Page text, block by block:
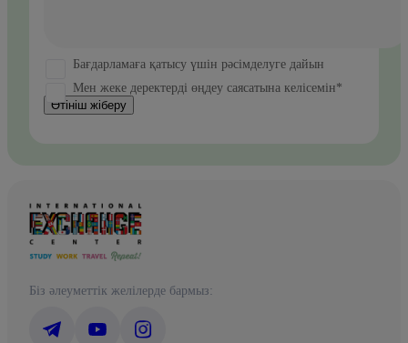
Бағдарламаға қатысу үшін рәсімделуге дайын
Мен жеке деректерді өңдеу саясатына келісемін*
Өтініш жіберу
Біз әлеуметтік желілерде бармыз: